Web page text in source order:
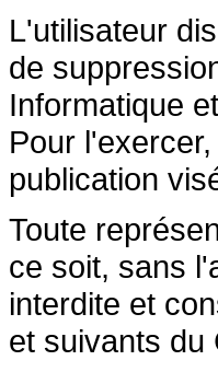
L'utilisateur
de
Informatique
Pour
publication
Toute
ce soit, sans
interdite et
et suivants du